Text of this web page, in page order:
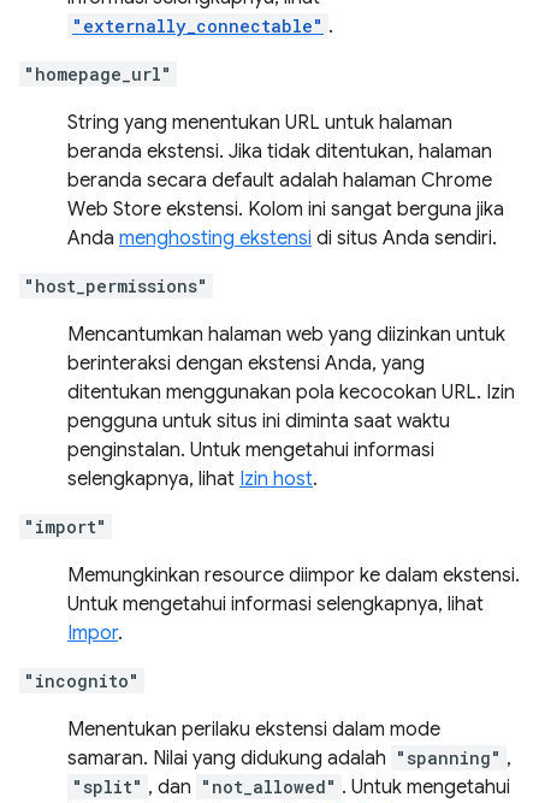
"externally_connectable" .
"homepage_url"
String yang menentukan URL untuk halaman
beranda ekstensi. Jika tidak ditentukan, halaman
beranda secara default adalah halaman Chrome
Web Store ekstensi. Kolom ini sangat berguna jika
Anda menghosting ekstensi di situs Anda sendiri.
"host_permissions"
Mencantumkan halaman web yang diizinkan untuk
berinteraksi dengan ekstensi Anda, yang
ditentukan menggunakan pola kecocokan URL. Izin
pengguna untuk situs ini diminta saat waktu
penginstalan. Untuk mengetahui informasi
selengkapnya, lihat Izin host.
"import"
Memungkinkan resource diimpor ke dalam ekstensi.
Untuk mengetahui informasi selengkapnya, lihat
Impor.
"incognito"
Menentukan perilaku ekstensi dalam mode
samaran. Nilai yang didukung adalah "spanning" ,
"split" , dan "not_allowed" . Untuk mengetahui